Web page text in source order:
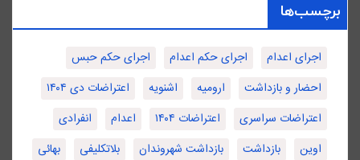
برچسب‌ها
اجرای اعدام اجرای حکم اعدام
اجرای حکم حبس
احضار و بازداشت
ارومیه اشنویه
اعتراضات دی ۱۴۰۴
اعتراضات سراسری
اعتراضات ۱۴۰۴ اعدام
انفرادی
اوین
بازداشت بازداشت شهروندان بلاتکلیفی
بهائی